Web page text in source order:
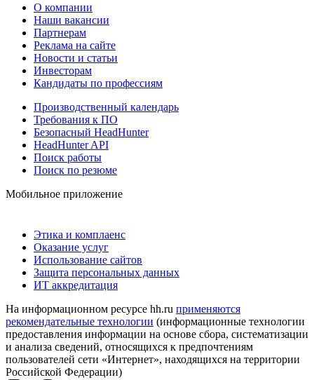
О компании
Наши вакансии
Партнерам
Реклама на сайте
Новости и статьи
Инвесторам
Кандидаты по профессиям
Производственный календарь
Требования к ПО
Безопасный HeadHunter
HeadHunter API
Поиск работы
Поиск по резюме
Мобильное приложение
Этика и комплаенс
Оказание услуг
Использование сайтов
Защита персональных данных
ИТ аккредитация
На информационном ресурсе hh.ru применяются
рекомендательные технологии (информационные технологии
предоставления информации на основе сбора, систематизации
и анализа сведений, относящихся к предпочтениям
пользователей сети «Интернет», находящихся на территории
Российской Федерации)